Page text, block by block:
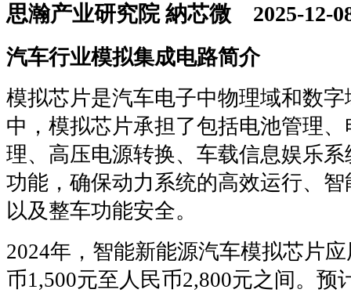
思瀚产业研究院 納芯微 2025-12-
汽车行业模拟集成电路简介
模拟芯片是汽车电子中物理域和数
中，模拟芯片承担了包括电池管理
理、高压电源转换、车载信息娱乐
功能，确保动力系统的高效运行、
以及整车功能安全。
2024年，智能新能源汽车模拟芯片
币1,500元至人民币2,800元之间。预